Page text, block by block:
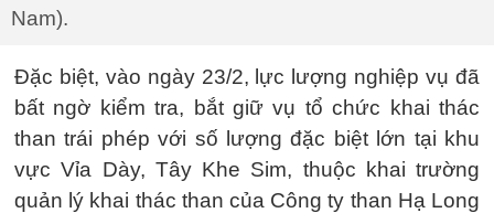
Nam).
Đặc biệt, vào ngày 23/2, lực lượng nghiệp vụ đã
bất ngờ kiểm tra, bắt giữ vụ tổ chức khai thác
than trái phép với số lượng đặc biệt lớn tại khu
vực Vỉa Dày, Tây Khe Sim, thuộc khai trường
quản lý khai thác than của Công ty than Hạ Long